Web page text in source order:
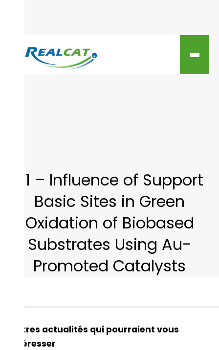
51 – Influence of Support
Basic Sites in Green
Oxidation of Biobased
Substrates Using Au-
Promoted Catalysts
Autres actualités qui pourraient vous
intéresser